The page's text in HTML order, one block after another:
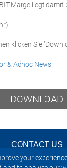
your
Marge liegt damit
klicken Sie
& Adhoc News
DOWNLOAD
CONTACT US